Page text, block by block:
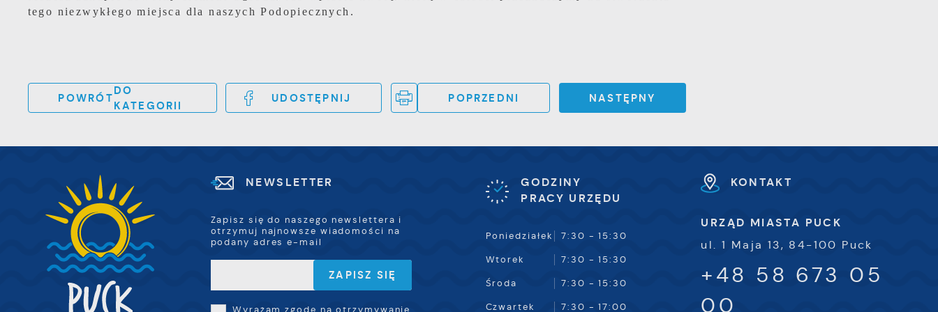
tego niezwykłego miejsca dla naszych Podopiecznych.
POWRÓT
DO
KATEGORII
UDOSTĘPNIJ POPRZEDNI NASTĘPNY
NEWSLETTER
Zapisz się do naszego newslettera i
otrzymuj najnowsze wiadomości na
podany adres e-mail
Wyrażam zgodę na otrzymywanie
GODZINY
PRACY URZĘDU
Poniedziałek 7:30 - 15:30
Wtorek 7:30 - 15:30
Środa 7:30 - 15:30
Czwartek 7:30 - 17:00
KONTAKT
URZĄD MIASTA PUCK
ul. 1 Maja 13, 84-100 Puck
+48 58 673 05
00